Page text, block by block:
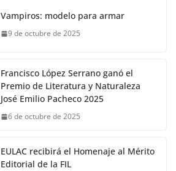
Vampiros: modelo para armar
9 de octubre de 2025
Francisco López Serrano ganó el
Premio de Literatura y Naturaleza
José Emilio Pacheco 2025
6 de octubre de 2025
EULAC recibirá el Homenaje al Mérito
Editorial de la FIL